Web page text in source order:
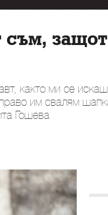
както ми се
им свалям
Гошева